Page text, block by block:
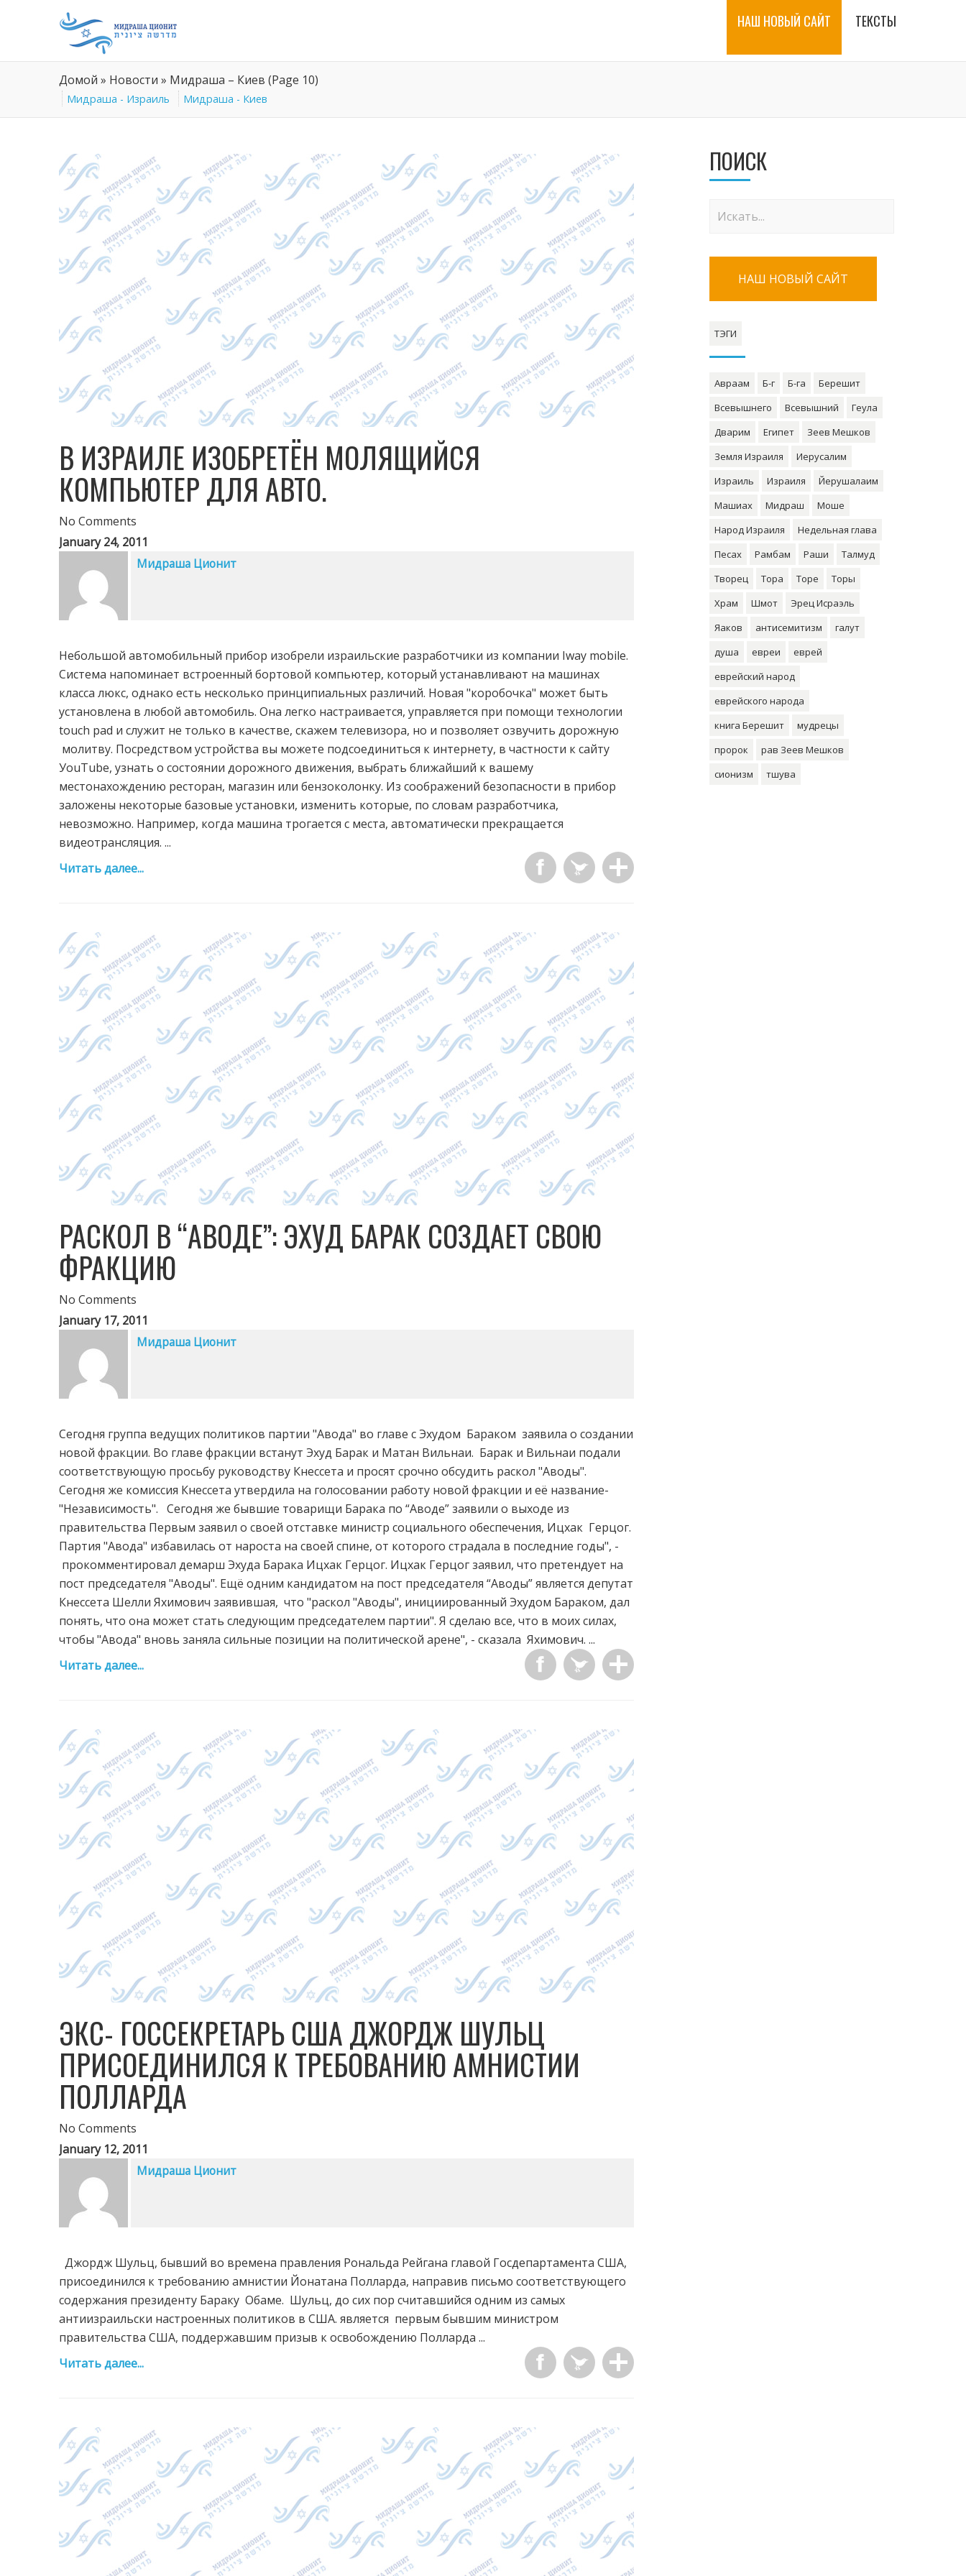
НАШ НОВЫЙ САЙТ ТЕКСТЫ
Домой » Новости » Мидраша – Киев (Page 10)
Мидраша - Израиль Мидраша - Киев
В ИЗРАИЛЕ ИЗОБРЕТЁН МОЛЯЩИЙСЯ
КОМПЬЮТЕР ДЛЯ АВТО.
No Comments
January 24, 2011
Мидраша Ционит
Небольшой автомобильный прибор изобрели израильские разработчики из компании Iway mobile.
Система напоминает встроенный бортовой компьютер, который устанавливают на машинах
класса люкс, однако есть несколько принципиальных различий. Новая "коробочка" может быть
установлена в любой автомобиль. Она легко настраивается, управляется при помощи технологии
touch pad и служит не только в качестве, скажем телевизора, но и позволяет озвучить дорожную
молитву. Посредством устройства вы можете подсоединиться к интернету, в частности к сайту
УouТube, узнать о состоянии дорожного движения, выбрать ближайший к вашему
местонахождению ресторан, магазин или бензоколонку. Из соображений безопасности в прибор
заложены некоторые базовые установки, изменить которые, по словам разработчика,
невозможно. Например, когда машина трогается с места, автоматически прекращается
видеотрансляция. ...
Читать далее...
РАСКОЛ В “АВОДЕ”: ЭХУД БАРАК СОЗДАЕТ СВОЮ
ФРАКЦИЮ
No Comments
January 17, 2011
Мидраша Ционит
Сегодня группа ведущих политиков партии "Авода" во главе с Эхудом Бараком заявила о создании
новой фракции. Во главе фракции встанут Эхуд Барак и Матан Вильнаи. Барак и Вильнаи подали
соответствующую просьбу руководству Кнессета и просят срочно обсудить раскол "Аводы".
Сегодня же комиссия Кнессета утвердила на голосовании работу новой фракции и её название-
"Независимость". Сегодня же бывшие товарищи Барака по “Аводе” заявили о выходе из
правительства Первым заявил о своей отставке министр социального обеспечения, Ицхак Герцог.
Партия "Авода" избавилась от нароста на своей спине, от которого страдала в последние годы", -
прокомментировал демарш Эхуда Барака Ицхак Герцог. Ицхак Герцог заявил, что претендует на
пост председателя "Аводы". Ещё одним кандидатом на пост председателя “Аводы” является депутат
Кнессета Шелли Яхимович заявившая, что "раскол "Аводы", инициированный Эхудом Бараком, дал
понять, что она может стать следующим председателем партии". Я сделаю все, что в моих силах,
чтобы "Авода" вновь заняла сильные позиции на политической арене", - сказала Яхимович. ...
Читать далее...
ЭКС- ГОССЕКРЕТАРЬ США ДЖОРДЖ ШУЛЬЦ
ПРИСОЕДИНИЛСЯ К ТРЕБОВАНИЮ АМНИСТИИ
ПОЛЛАРДА
No Comments
January 12, 2011
Мидраша Ционит
Джордж Шульц, бывший во времена правления Рональда Рейгана главой Госдепартамента США,
присоединился к требованию амнистии Йонатана Полларда, направив письмо соответствующего
содержания президенту Бараку Обаме. Шульц, до сих пор считавшийся одним из самых
антиизраильски настроенных политиков в США. является первым бывшим министром
правительства США, поддержавшим призыв к освобождению Полларда ...
Читать далее...
ПОИСК
НАШ НОВЫЙ САЙТ
ТЭГИ
Авраам Б-г Б-га
Берешит
Всевышнего
Всевышний
Геула
Дварим
Египет
Зеев Мешков
Земля Израиля
Иерусалим
Израиль
Израиля
Йерушалаим
Машиах
Мидраш
Моше
Народ Израиля
Недельная глава
Песах
Рамбам Раши
Талмуд
Творец
Тора Торе
Торы
Храм
Шмот
Эрец Исраэль
Яаков
антисемитизм
галут
душа
евреи
еврей
еврейский народ
еврейского народа
книга Берешит
мудрецы
пророк
рав Зеев Мешков
сионизм
тшува